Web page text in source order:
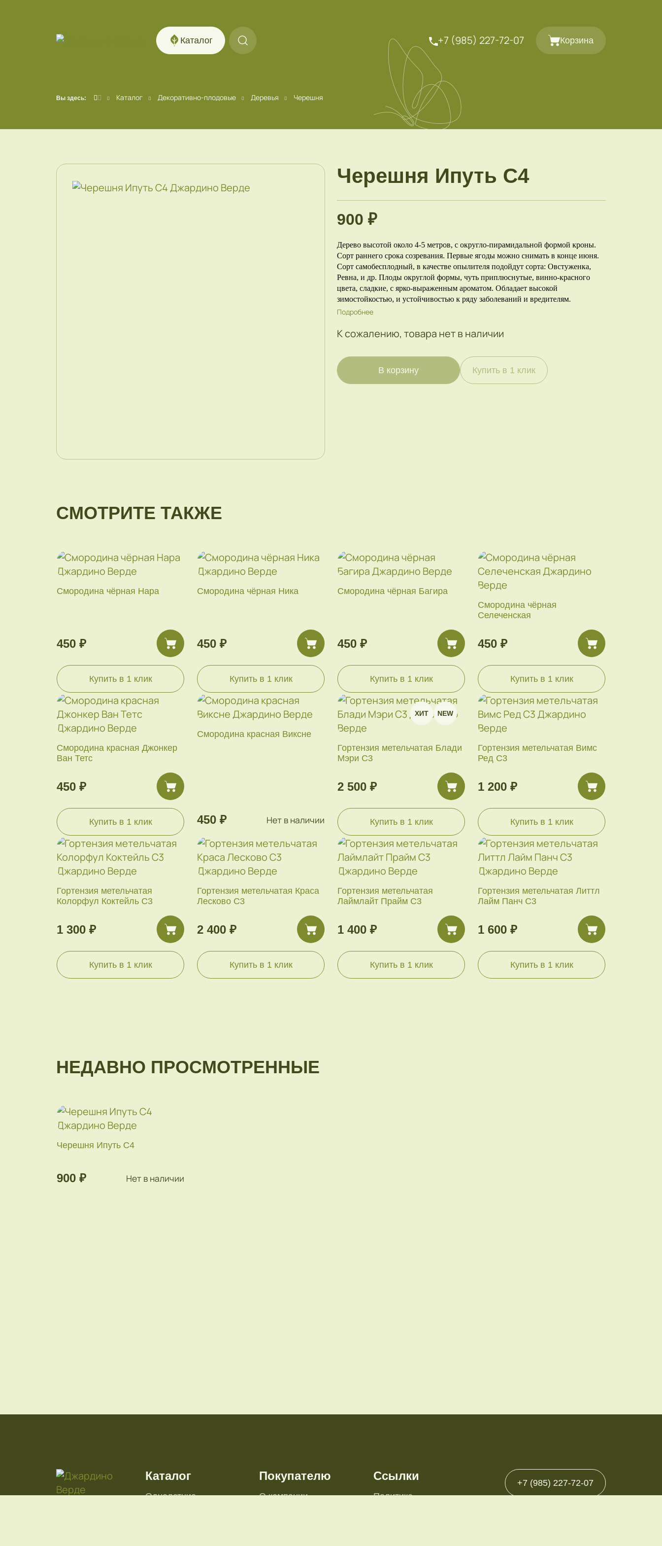
Каталог +7 (985) 227-72-07 Корзина
Вы здесь: Каталог Декоративно-плодовые Деревья Черешня
Черешня Ипуть С4
900 ₽
Дерево высотой около 4-5 метров, с округло-пирамидальной формой кроны.
Сорт раннего срока созревания. Первые ягоды можно снимать в конце июня.
Сорт самобесплодный, в качестве опылителя подойдут сорта: Овстуженка,
Ревна, и др. Плоды округлой формы, чуть приплюснутые, винно-красного
цвета, сладкие, с ярко-выраженным ароматом. Обладает высокой
зимостойкостью, и устойчивостью к ряду заболеваний и вредителям.
Подробнее
К сожалению, товара нет в наличии
В корзину Купить в 1 клик
СМОТРИТЕ ТАКЖЕ
Смородина чёрная Нара
450 ₽
Купить в 1 клик
Смородина чёрная Ника
450 ₽
Купить в 1 клик
Смородина чёрная Багира
450 ₽
Купить в 1 клик
Смородина чёрная
Селеченская
450 ₽
Купить в 1 клик
Смородина красная Джонкер
Ван Тетс
450 ₽
Купить в 1 клик
Смородина красная Виксне
450 ₽ Нет в наличии
ХИТ NEW
Гортензия метельчатая Блади
Мэри С3
2 500 ₽
Купить в 1 клик
Гортензия метельчатая Вимс
Ред С3
1 200 ₽
Купить в 1 клик
Гортензия метельчатая
Колорфул Коктейль С3
1 300 ₽
Купить в 1 клик
Гортензия метельчатая Краса
Лесково С3
2 400 ₽
Купить в 1 клик
Гортензия метельчатая
Лаймлайт Прайм С3
1 400 ₽
Купить в 1 клик
Гортензия метельчатая Литтл
Лайм Панч С3
1 600 ₽
Купить в 1 клик
НЕДАВНО ПРОСМОТРЕННЫЕ
Черешня Ипуть С4
900 ₽ Нет в наличии
Каталог
Однолетние
Покупателю
О компании
Ссылки
Политика
+7 (985) 227-72-07